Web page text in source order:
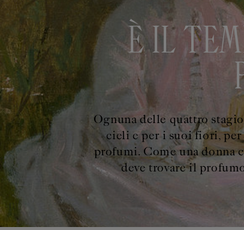
È IL
Ognuna delle quattro
cieli e per i suoi fiori,
profumi. Come una donna
deve trovare il